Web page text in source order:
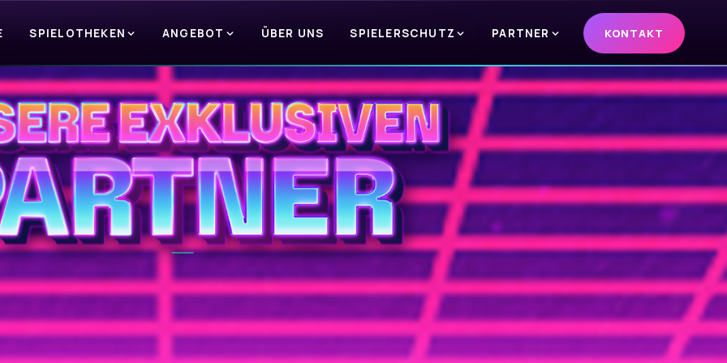
SPIELOTHEKEN ANGEBOT ÜBER UNS SPIELERSCHUTZ PARTNER KONTAKT
Seit60JahrenimGeschäft._